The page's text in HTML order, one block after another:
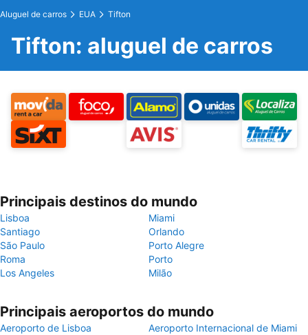
Aluguel de carros EUA Tifton
Tifton: aluguel de carros
Principais destinos do mundo
Lisboa
Miami
Santiago
Orlando
São Paulo
Porto Alegre
Roma
Porto
Los Angeles
Milão
Principais aeroportos do mundo
Aeroporto de Lisboa
Aeroporto Internacional de Miami